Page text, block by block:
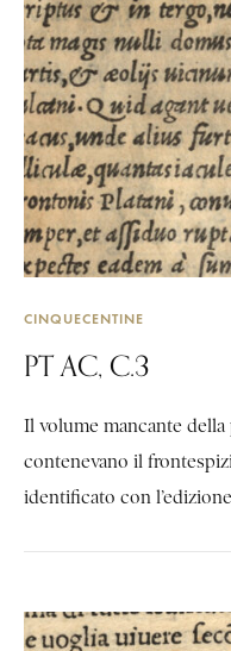
CINQUECENTINE
PT AC, C.3
Il volume mancante della
contenevano il
identificato con